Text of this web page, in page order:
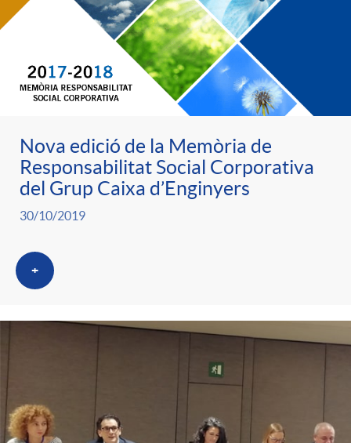
Nova edició de la Memòria de
Responsabilitat Social Corporativa
del Grup Caixa d’Enginyers
30/10/2019
+